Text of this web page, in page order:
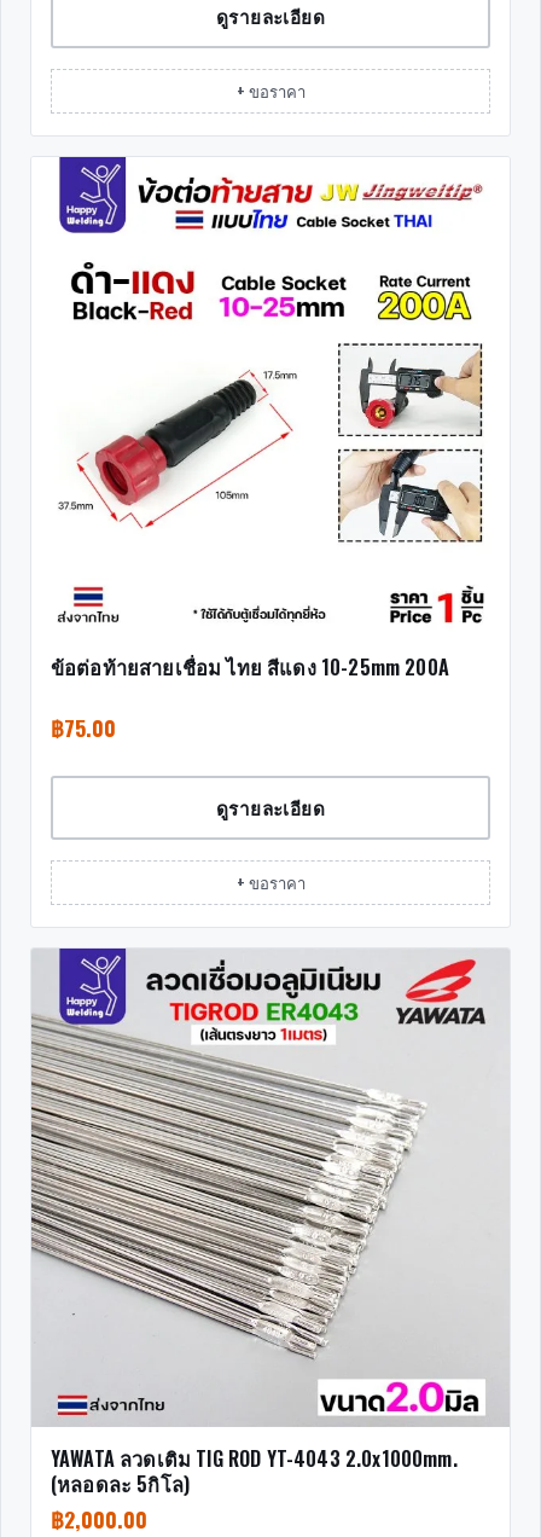
ดูรายละเอียด
+ ขอราคา
ข้อต่อท้ายสายเชื่อม ไทย สีแดง 10-25mm 200A
฿75.00
ดูรายละเอียด
+ ขอราคา
YAWATA ลวดเติม TIG ROD YT-4043 2.0x1000mm.
(หลอดละ 5กิโล)
฿2,000.00